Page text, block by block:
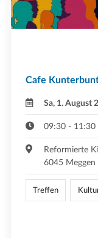
Cafe
Sa, 1. August
09:30 - 11:30
Reformierte
6045 Meggen
Treffen